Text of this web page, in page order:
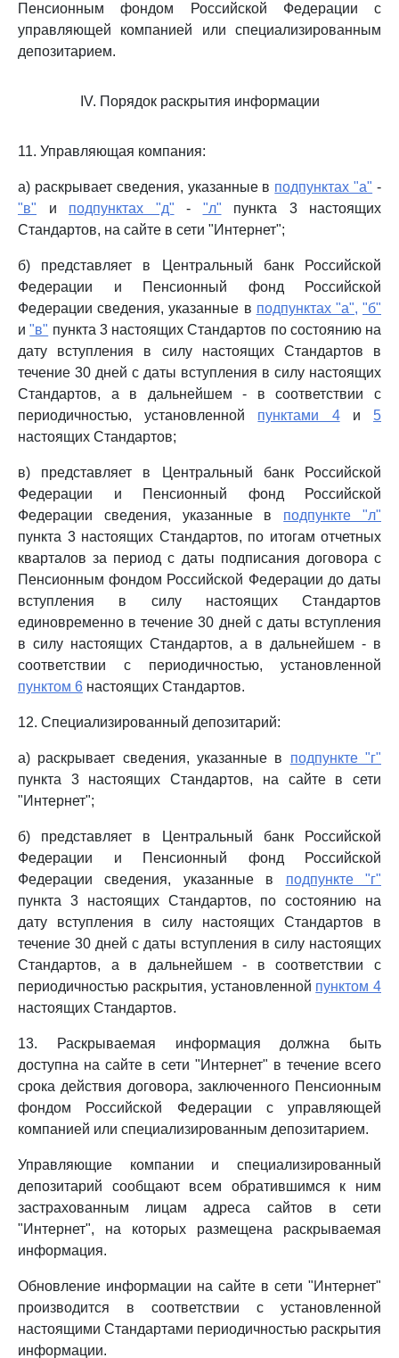
Пенсионным фондом Российской Федерации с
управляющей компанией или специализированным
депозитарием.
IV. Порядок раскрытия информации
11. Управляющая компания:
а) раскрывает сведения, указанные в подпунктах "а" -
"в" и подпунктах "д" - "л" пункта 3 настоящих
Стандартов, на сайте в сети "Интернет";
б) представляет в Центральный банк Российской
Федерации и Пенсионный фонд Российской
Федерации сведения, указанные в подпунктах "а", "б"
и"в" пункта 3 настоящих Стандартов по состоянию на
дату вступления в силу настоящих Стандартов в
течение 30 дней с даты вступления в силу настоящих
Стандартов, а в дальнейшем - в соответствии с
периодичностью, установленной пунктами 4и 5
настоящих Стандартов;
в) представляет в Центральный банк Российской
Федерации и Пенсионный фонд Российской
Федерации сведения, указанные в подпункте "л"
пункта 3 настоящих Стандартов, по итогам отчетных
кварталов за период с даты подписания договора с
Пенсионным фондом Российской Федерации до даты
вступления в силу настоящих Стандартов
единовременно в течение 30 дней с даты вступления
в силу настоящих Стандартов, а в дальнейшем - в
соответствии с периодичностью, установленной
пунктом 6 настоящих Стандартов.
12. Специализированный депозитарий:
а) раскрывает сведения, указанные в подпункте "г"
пункта 3 настоящих Стандартов, на сайте в сети
"Интернет";
б) представляет в Центральный банк Российской
Федерации и Пенсионный фонд Российской
Федерации сведения, указанные в подпункте "г"
пункта 3 настоящих Стандартов, по состоянию на
дату вступления в силу настоящих Стандартов в
течение 30 дней с даты вступления в силу настоящих
Стандартов, а в дальнейшем - в соответствии с
периодичностью раскрытия, установленной пунктом 4
настоящих Стандартов.
13. Раскрываемая информация должна быть
доступна на сайте в сети "Интернет" в течение всего
срока действия договора, заключенного Пенсионным
фондом Российской Федерации с управляющей
компанией или специализированным депозитарием.
Управляющие компании и специализированный
депозитарий сообщают всем обратившимся к ним
застрахованным лицам адреса сайтов в сети
"Интернет", на которых размещена раскрываемая
информация.
Обновление информации на сайте в сети "Интернет"
производится в соответствии с установленной
настоящими Стандартами периодичностью раскрытия
информации.